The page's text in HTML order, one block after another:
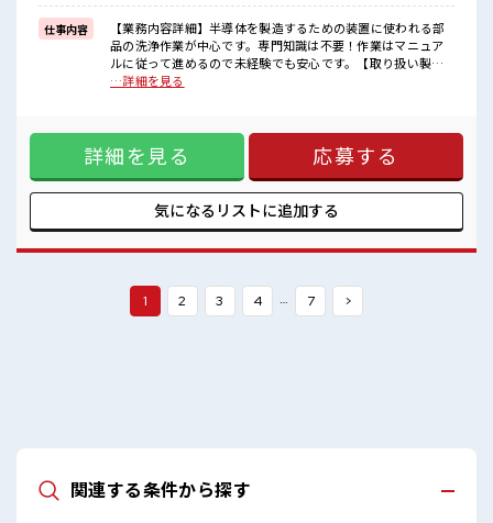
■職場の雰囲気
派手すぎなければ多少のヘアカラーもOKなのはウレシイPoint☆
休憩室で楽しくランチ♪
時間があれば昼寝もしちゃおう！
仕事内容
【業務内容詳細】半導体を製造するための装置に使われる部
品の洗浄作業が中心です。専門知識は不要！作業はマニュア
ルに従って進めるので未経験でも安心です。【取り扱い製
品】半導体装置製品 ■お仕事PR ≪残業多めでがっつり稼ぐ≫
ト満喫！ ≪ヘアカラーOKで自由な雰囲気の職場≫ 明るすぎ
たり奇抜でなければ基本的に自由！ (規定有)制服があると毎
日の服選びに悩まずOK♪ ≪未経験の方も大カンゲイ≫ 新し
いことにチャレンジするのは不安だけど、 しっかり働く環境
が整っています！ イチからスキルUP・ステップUP目指して
いきましょう！ ■職場の雰囲気 派手すぎなければ多少のヘア
時間があれば昼寝もしちゃおう！ ロッカーあり！ 安心してお
…詳細を見る
詳細を見る 応募する
気になるリストに追加する
1 2 3 4 … 7 >
関連する条件から探す